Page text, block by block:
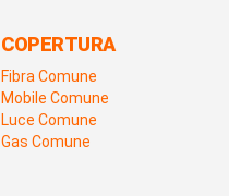
COPERTURA
Fibra Comune
Mobile Comune
Luce Comune
Gas Comune